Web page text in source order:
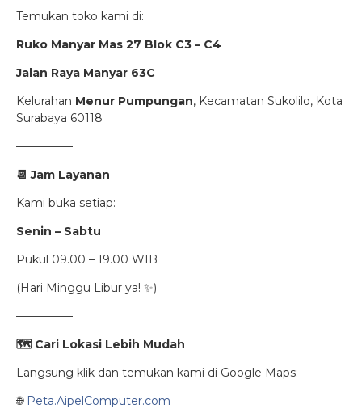
Temukan toko kami di:
Ruko Manyar Mas 27 Blok C3 – C4
Jalan Raya Manyar 63C
Kelurahan Menur Pumpungan, Kecamatan Sukolilo, Kota
Surabaya 60118
—————
📆 Jam Layanan
Kami buka setiap:
Senin – Sabtu
Pukul 09.00 – 19.00 WIB
(Hari Minggu Libur ya! ✨)
—————
🗺️ Cari Lokasi Lebih Mudah
Langsung klik dan temukan kami di Google Maps:
🌐 Peta.AipelComputer.com